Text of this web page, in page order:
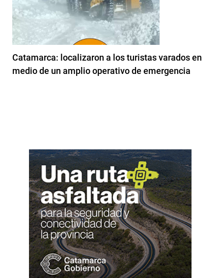
Catamarca: localizaron a los turistas varados en
medio de un amplio operativo de emergencia